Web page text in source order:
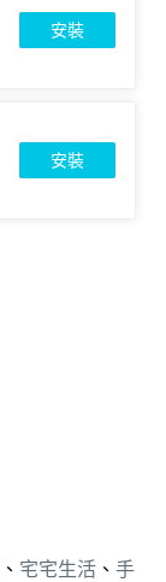
安裝
安裝
、 宅宅生活、 手